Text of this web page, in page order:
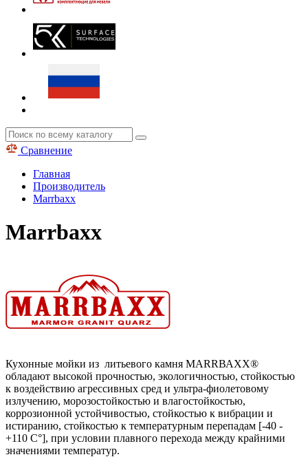
Сравнение
Главная
Производитель
Marrbaxx
Marrbaxx
Кухонные мойки из литьевого камня МАRRВАХХ®
обладают высокой прочностью, экологичностью, стойкостью
к воздействию агрессивных сред и ультра-фиолетовому
излучению, морозостойкостью и влагостойкостью,
коррозионной устойчивостью, стойкостью к вибрации и
истиранию, стойкостью к температурным перепадам [-40 -
+110 С°], при условии плавного перехода между крайними
значениями температур.